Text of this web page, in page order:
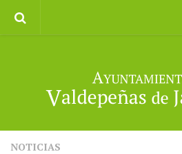
II CXM ROMPEALBARCAS 2023
NOTICIAS